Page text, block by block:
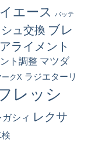
エース バッテ
ュ交換 ブレ
ライメント
ト調整 マツダ
ークX ラジエターリ
レッシ
ガシィ レクサ